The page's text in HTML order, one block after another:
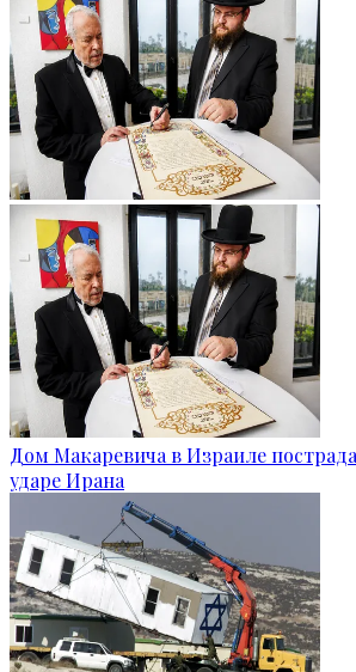
Дом Макаревича в Израиле
ударе Ирана